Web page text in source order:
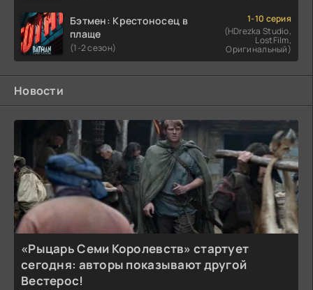
Бэтмен: Крестоносец в
плаще
(1-2 сезон)
1-10 серия
(HDrezka Studio,
LostFilm,
Оригинальный)
Новости
«Рыцарь Семи Королевств» стартует
сегодня: авторы показывают другой
Вестерос!